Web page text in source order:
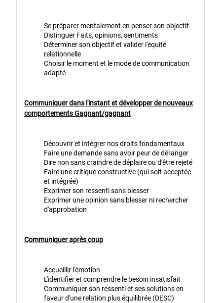
Se préparer mentalement en penser son objectif
Distinguer Faits, opinions, sentiments
Déterminer son objectif et valider l'équité
relationnelle
Choisir le moment et le mode de communication
adapté
Communiquer dans l'instant et développer de nouveaux
comportements Gagnant/gagnant
Découvrir et intégrer nos droits fondamentaux
Faire une demande sans avoir peur de déranger
Dire non sans craindre de déplaire ou d'être rejeté
Faire une critique constructive (qui soit acceptée
et intégrée)
Exprimer son ressenti sans blesser
Exprimer une opinion sans blesser ni rechercher
d'approbation
Communiquer après coup
Accueillir l'émotion
L'identifier et comprendre le besoin insatisfait
Communiquer son ressenti et ses solutions en
faveur d'une relation plus équilibrée (DESC)